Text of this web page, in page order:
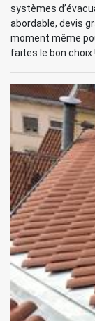
systèmes
abordable, devis
moment même
faites le bon choix !